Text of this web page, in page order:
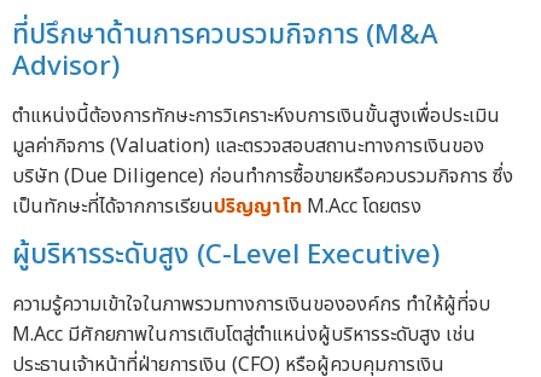
ที่ปรึกษาด้านการควบรวมกิจการ (M&A
Advisor)
ตำแหน่งนี้ต้องการทักษะการวิเคราะห์งบการเงินขั้นสูงเพื่อประเมิน
มูลค่ากิจการ (Valuation) และตรวจสอบสถานะทางการเงินของ
บริษัท (Due Diligence) ก่อนทำการซื้อขายหรือควบรวมกิจการ ซึ่ง
เป็นทักษะที่ได้จากการเรียนปริญญาโท M.Acc โดยตรง
ผู้บริหารระดับสูง (C-Level Executive)
ความรู้ความเข้าใจในภาพรวมทางการเงินขององค์กร ทำให้ผู้ที่จบ
M.Acc มีศักยภาพในการเติบโตสู่ตำแหน่งผู้บริหารระดับสูง เช่น
ประธานเจ้าหน้าที่ฝ่ายการเงิน (CFO) หรือผู้ควบคุมการเงิน